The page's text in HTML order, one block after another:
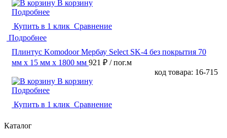
В корзину
Подробнее
Купить в 1 клик Сравнение
Подробнее
Плинтус Komodoor Мербау Select SK-4 без покрытия 70
мм х 15 мм х 1800 мм 921 ₽ / пог.м
код товара: 16-715
В корзину
Подробнее
Купить в 1 клик Сравнение
Каталог